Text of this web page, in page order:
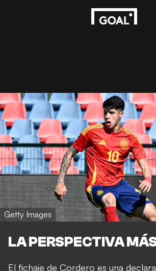
Getty Images
LA PERSPECTIVA
El fichaje de Cordero es una